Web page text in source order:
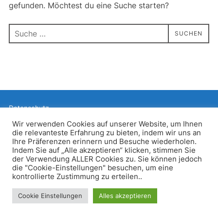
gefunden. Möchtest du eine Suche starten?
Suchen
nach:
SUCHEN
Datenschutz
Inspiro WordPress Theme von WPZOOM
Wir verwenden Cookies auf unserer Website, um Ihnen
die relevanteste Erfahrung zu bieten, indem wir uns an
Ihre Präferenzen erinnern und Besuche wiederholen.
Indem Sie auf „Alle akzeptieren“ klicken, stimmen Sie
der Verwendung ALLER Cookies zu. Sie können jedoch
die "Cookie-Einstellungen" besuchen, um eine
kontrollierte Zustimmung zu erteilen..
Cookie Einstellungen Alles akzeptieren